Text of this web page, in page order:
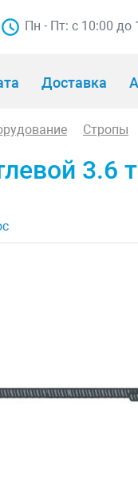
Пн - Пт: с 10:00 до
Доставка
Стропы
3.6